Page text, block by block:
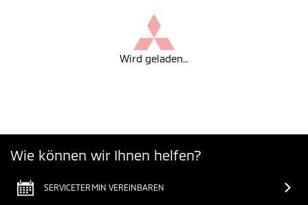
Wird geladen…
Wie können wir Ihnen helfen?
SERVICETERMIN VEREINBAREN